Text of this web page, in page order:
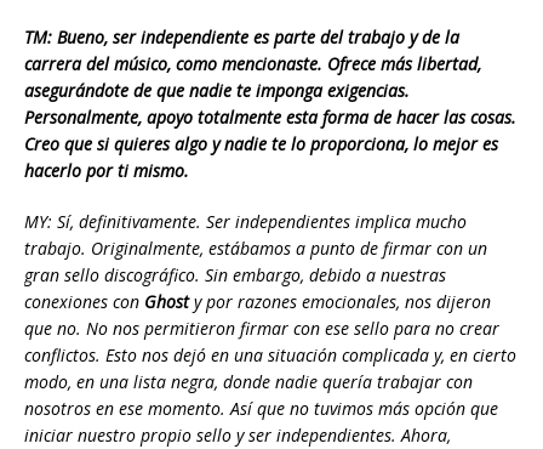
TM: Bueno, ser independiente es parte del trabajo y de la
carrera del músico, como mencionaste. Ofrece más libertad,
asegurándote de que nadie te imponga exigencias.
Personalmente, apoyo totalmente esta forma de hacer las cosas.
Creo que si quieres algo y nadie te lo proporciona, lo mejor es
hacerlo por ti mismo.
MY: Sí, definitivamente. Ser independientes implica mucho
trabajo. Originalmente, estábamos a punto de firmar con un
gran sello discográfico. Sin embargo, debido a nuestras
conexiones con Ghosty por razones emocionales, nos dijeron
que no. No nos permitieron firmar con ese sello para no crear
conflictos. Esto nos dejó en una situación complicada y, en cierto
modo, en una lista negra, donde nadie quería trabajar con
nosotros en ese momento. Así que no tuvimos más opción que
iniciar nuestro propio sello y ser independientes. Ahora,